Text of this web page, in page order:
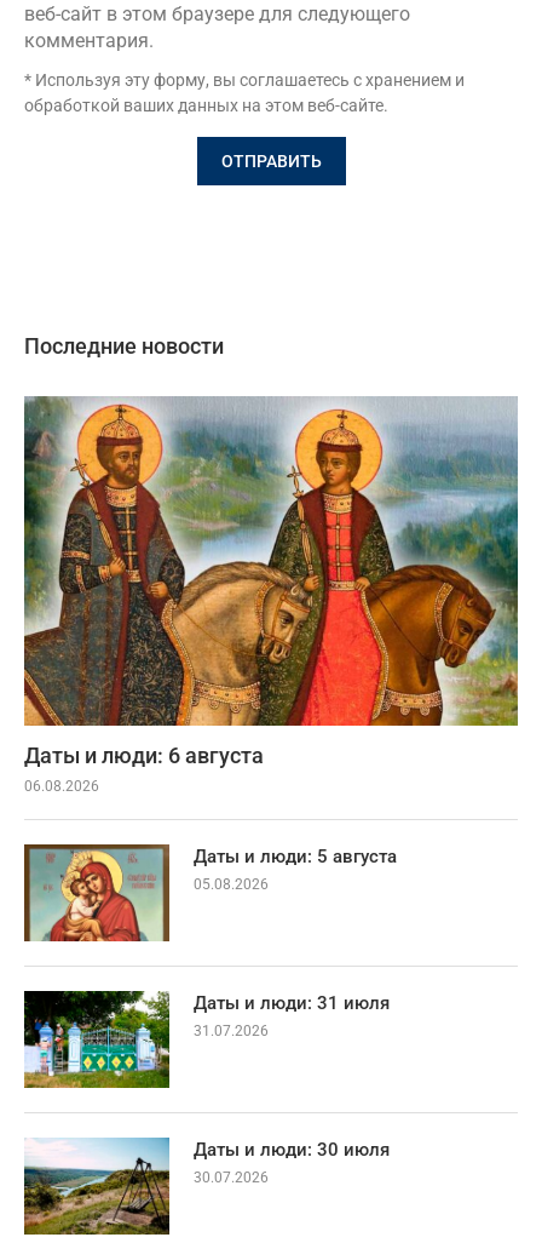
веб-сайт в этом браузере для следующего
комментария.
* Используя эту форму, вы соглашаетесь с хранением и
обработкой ваших данных на этом веб-сайте.
Последние новости
Даты и люди: 6 августа
06.08.2026
Даты и люди: 5 августа
05.08.2026
Даты и люди: 31 июля
31.07.2026
Даты и люди: 30 июля
30.07.2026